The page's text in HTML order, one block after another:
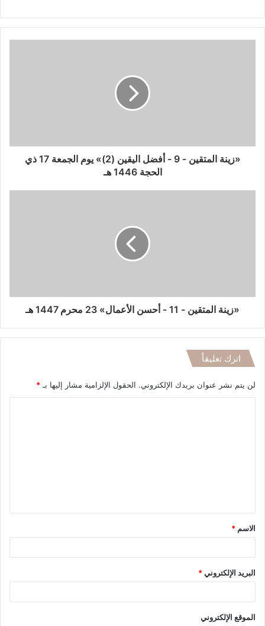
«زينة المتقين - 9 - أفضل اليقين (2)» يوم الجمعة 17 ذي
الحجة 1446 هـ
«زينة المتقين - 11 - أحسن الأعمال» 23 محرم 1447 هـ
اترك تعليقاً
لن يتم نشر عنوان بريدك الإلكتروني. الحقول الإلزامية مشار إليها بـ*
ق
*
الاسم *
البريد الإلكتروني*
الموقع الإلكتروني